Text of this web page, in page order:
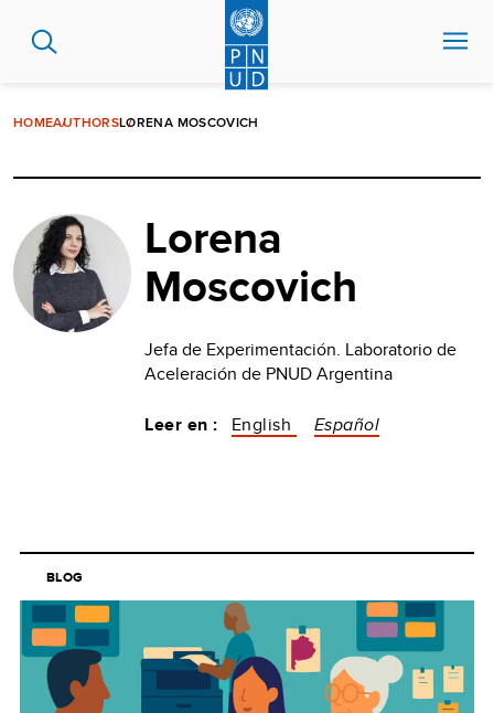
contenido
HOMEAUTHORSLORENA MOSCOVICH
Lorena
Moscovich
Jefa de Experimentación. Laboratorio de
Aceleración de PNUD Argentina
Leer en :
English Español
BLOG